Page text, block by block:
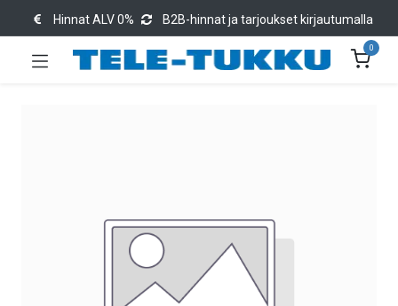
Hinnat ALV 0% B2B-hinnat ja tarjoukset kirjautumalla
0